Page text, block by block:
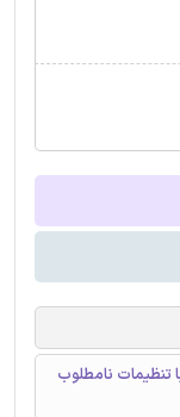
تنظیمات نامطلوب